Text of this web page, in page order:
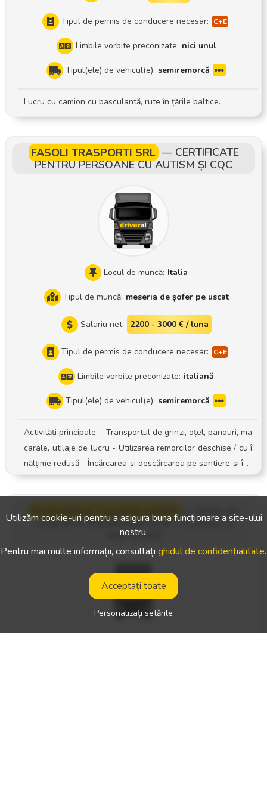
Tipul de permis de conducere necesar:
Limbile vorbite preconizate: nici unul
Tipul(ele) de vehicul(e): semiremorcă
Lucru cu camion cu basculantă, rute în țările baltice.
FASOLI TRASPORTI SRL— CERTIFICATE
PENTRU PERSOANE CU AUTISM ȘI CQC
Locul de muncă: Italia
Tipul de muncă: meseria de șofer pe uscat
Salariu net: 2200 - 3000 € / luna
Tipul de permis de conducere necesar:
Limbile vorbite preconizate: italiană
Tipul(ele) de vehicul(e): semiremorcă
Activități principale: - Transportul de grinzi, oțel, panouri, ma
carale, utilaje de lucru - Utilizarea remorcilor deschise / cu î
nălțime redusă - Încărcarea și descărcarea pe șantiere și în î
ntreprinderi metalurgice și mecanice - Respectarea procedu
rilor de siguranță și a documentației de transport
Kurierdienst Transline GmbH
curierat în transportul local – Cottbus și
împrejurimi
Utilizăm cookie-uri pentru a asigura buna funcționare a site-ului
nostru.
Pentru mai multe informații, consultați ghidul de confidențialitate.
Acceptați toate
Personalizați setările